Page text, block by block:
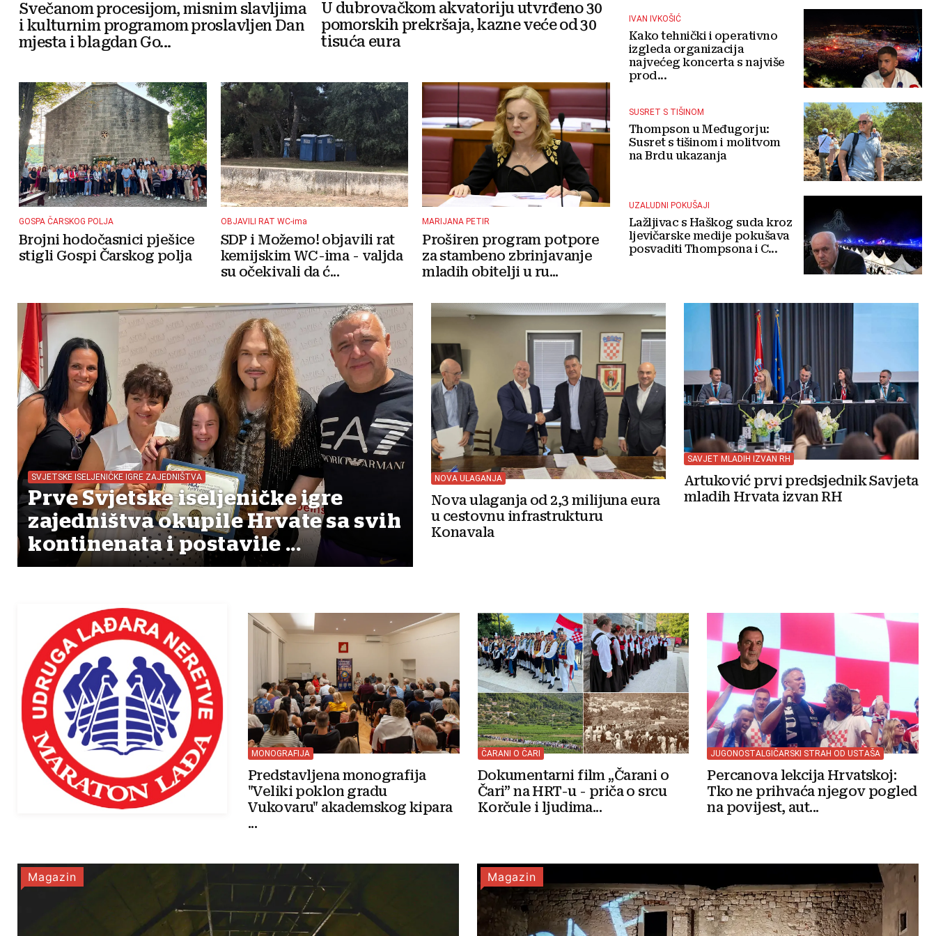
Svečanom procesijom, misnim slavljima
i kulturnim programom proslavljen Dan
mjesta i blagdan Go...
U dubrovačkom akvatoriju utvrđeno 30
pomorskih prekršaja, kazne veće od 30
tisuća eura
GOSPA ČARSKOG POLJA
Brojni hodočasnici pješice
stigli Gospi Čarskog polja
OBJAVILI RAT WC-ima
SDP i Možemo! objavili rat
kemijskim WC-ima - valjda
su očekivali da ć...
MARIJANA PETIR
Proširen program potpore
za stambeno zbrinjavanje
mladih obitelji u ru...
IVAN IVKOŠIĆ
Kako tehnički i operativno
izgleda organizacija
najvećeg koncerta s najviše
prod...
SUSRET S TIŠINOM
Thompson u Međugorju:
Susret s tišinom i molitvom
na Brdu ukazanja
UZALUDNI POKUŠAJI
Lažljivac s Haškog suda kroz
ljevičarske medije pokušava
posvaditi Thompsona i C...
SVJETSKE ISELJENIČKE IGRE ZAJEDNIŠTVA
Prve Svjetske iseljeničke igre
zajedništva okupile Hrvate sa svih
kontinenata i postavile ...
NOVA ULAGANJA
Nova ulaganja od 2,3 milijuna eura
u cestovnu infrastrukturu
Konavala
SAVJET MLADIH IZVAN RH
Artuković prvi predsjednik Savjeta
mladih Hrvata izvan RH
MONOGRAFIJA
Predstavljena monografija
"Veliki poklon gradu
Vukovaru" akademskog kipara
...
ČARANI O ČARI
Dokumentarni film „Čarani o
Čari” na HRT-u - priča o srcu
Korčule i ljudima...
JUGONOSTALGIČARSKI STRAH OD USTAŠA
Percanova lekcija Hrvatskoj:
Tko ne prihvaća njegov pogled
na povijest, aut...
Magazin Magazin